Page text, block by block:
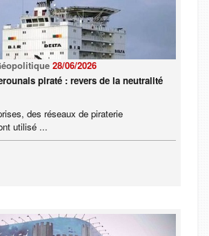
28/06/2026
piraté : revers de la neutralité
des réseaux de piraterie
utilisé ...